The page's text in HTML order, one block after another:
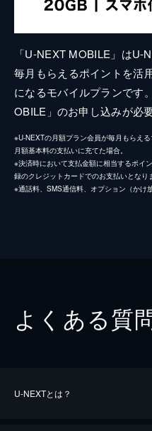
「U-NEXT MOBILE」はU-
毎月もらえるポイントを活
になるモバイルプランです
OBILE」のお申し込みが必
※U-NEXTの月額プラン会員が毎月もらえ
月額基本料の支払いに充てた場合。
※決済時において支払金額に相当するポイ
録のクレジットカードでのお支払いとなり
※通話料、SMS通信料、オプション（かけ
よくある質
U-NEXTとは？